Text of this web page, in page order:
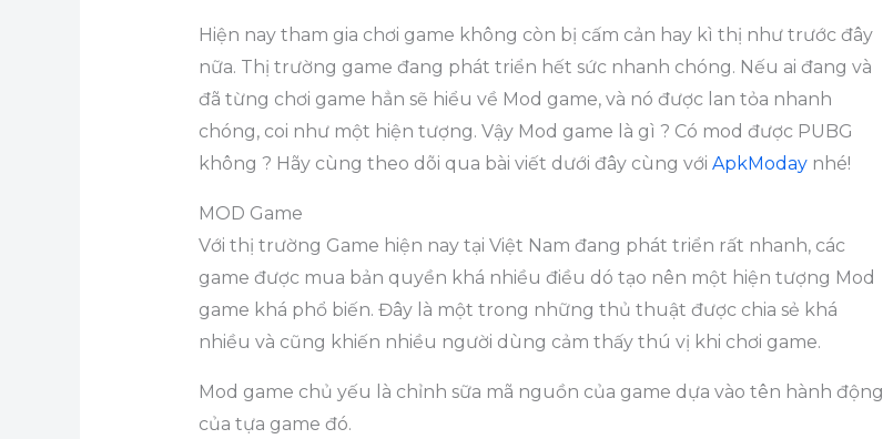
Hiện nay tham gia chơi game không còn bị cấm cản hay kì thị như trước đây
nữa. Thị trường game đang phát triển hết sức nhanh chóng. Nếu ai đang và
đã từng chơi game hẳn sẽ hiểu về Mod game, và nó được lan tỏa nhanh
chóng, coi như một hiện tượng. Vậy Mod game là gì ? Có mod được PUBG
không ? Hãy cùng theo dõi qua bài viết dưới đây cùng với ApkModaynhé!
MOD Game
Với thị trường Game hiện nay tại Việt Nam đang phát triển rất nhanh, các
game được mua bản quyền khá nhiều điều dó tạo nên một hiện tượng Mod
game khá phổ biến. Đây là một trong những thủ thuật được chia sẻ khá
nhiều và cũng khiến nhiều người dùng cảm thấy thú vị khi chơi game.
Mod game chủ yếu là chỉnh sữa mã nguồn của game dựa vào tên hành động
của tựa game đó.